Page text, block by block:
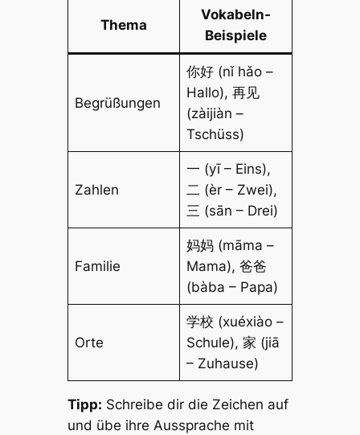
Thema
Vokabeln-
Beispiele
Begrüßungen
你好 (nǐ hǎo –
Hallo), 再见
(zàijiàn –
Tschüss)
Zahlen
一 (yī – Eins),
二 (èr – Zwei),
三 (sān – Drei)
Familie
妈妈 (māma –
Mama), 爸爸
(bàba – Papa)
Orte
学校 (xuéxiào –
Schule), 家 (jiā
– Zuhause)
Tipp: Schreibe dir die Zeichen auf
und übe ihre Aussprache mit